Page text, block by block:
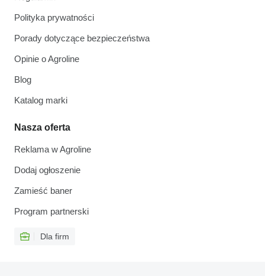
Polityka prywatności
Porady dotyczące bezpieczeństwa
Opinie o Agroline
Blog
Katalog marki
Nasza oferta
Reklama w Agroline
Dodaj ogłoszenie
Zamieść baner
Program partnerski
Dla firm